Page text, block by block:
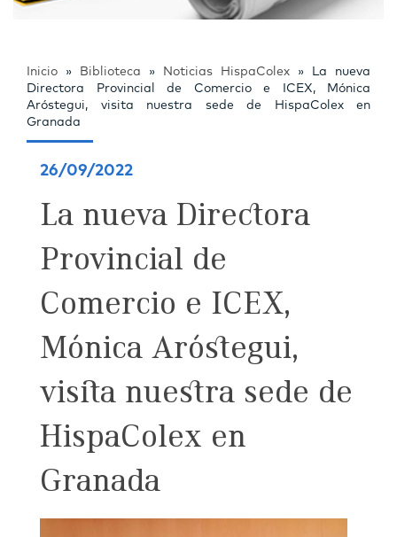
Inicio » Biblioteca » Noticias HispaColex »
La nueva
Directora Provincial de Comercio e ICEX, Mónica
Aróstegui, visita nuestra sede de HispaColex en
Granada
26/09/2022
La nueva Directora
Provincial de
Comercio e ICEX,
Mónica Aróstegui,
visita nuestra sede de
HispaColex en
Granada